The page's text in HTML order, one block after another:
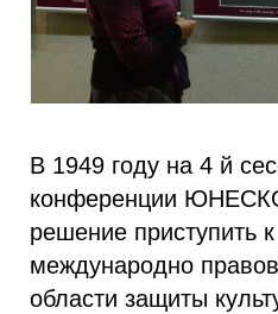
В 1949 году на 4 й
конференции
решение приступить
международно
области защиты